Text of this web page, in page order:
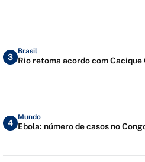
3
Brasil
Rio retoma acordo com
4
Mundo
Ebola: número de casos no